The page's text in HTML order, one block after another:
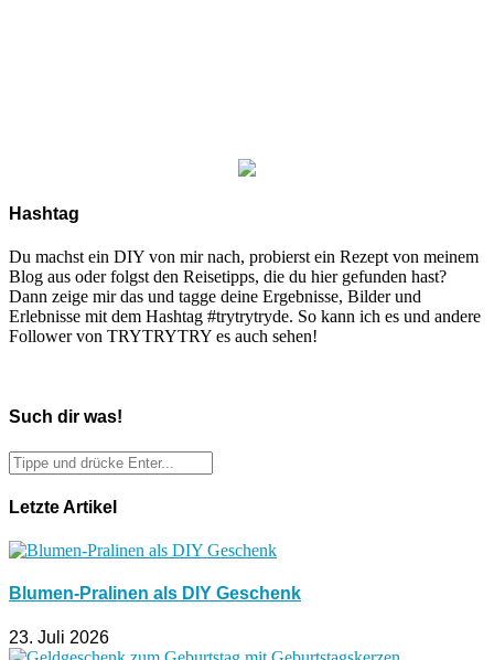
Hashtag
Du machst ein DIY von mir nach, probierst ein Rezept von meinem
Blog aus oder folgst den Reisetipps, die du hier gefunden hast?
Dann zeige mir das und tagge deine Ergebnisse, Bilder und
Erlebnisse mit dem Hashtag #trytrytryde. So kann ich es und andere
Follower von TRYTRYTRY es auch sehen!
Such dir was!
Letzte Artikel
Blumen-Pralinen als DIY Geschenk
23. Juli 2026